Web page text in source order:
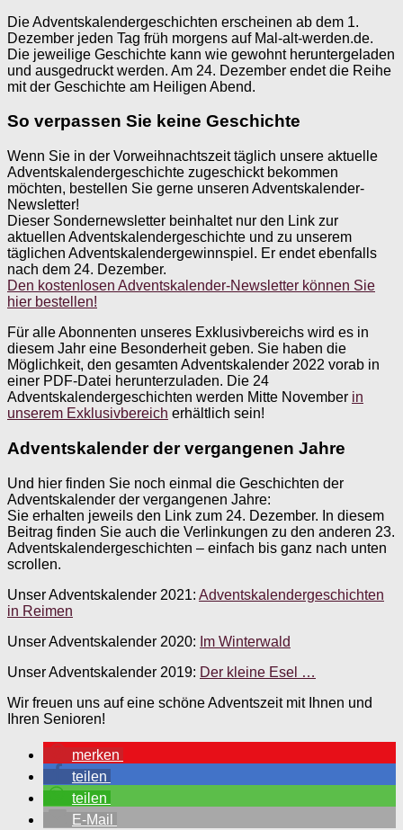
Die Adventskalendergeschichten erscheinen ab dem 1.
Dezember jeden Tag früh morgens auf Mal-alt-werden.de.
Die jeweilige Geschichte kann wie gewohnt heruntergeladen
und ausgedruckt werden. Am 24. Dezember endet die Reihe
mit der Geschichte am Heiligen Abend.
So verpassen Sie keine Geschichte
Wenn Sie in der Vorweihnachtszeit täglich unsere aktuelle
Adventskalendergeschichte zugeschickt bekommen
möchten, bestellen Sie gerne unseren Adventskalender-
Newsletter!
Dieser Sondernewsletter beinhaltet nur den Link zur
aktuellen Adventskalendergeschichte und zu unserem
täglichen Adventskalendergewinnspiel. Er endet ebenfalls
nach dem 24. Dezember.
Den kostenlosen Adventskalender-Newsletter können Sie
hier bestellen!
Für alle Abonnenten unseres Exklusivbereichs wird es in
diesem Jahr eine Besonderheit geben. Sie haben die
Möglichkeit, den gesamten Adventskalender 2022 vorab in
einer PDF-Datei herunterzuladen. Die 24
Adventskalendergeschichten werden Mitte November in
unserem Exklusivbereich erhältlich sein!
Adventskalender der vergangenen Jahre
Und hier finden Sie noch einmal die Geschichten der
Adventskalender der vergangenen Jahre:
Sie erhalten jeweils den Link zum 24. Dezember. In diesem
Beitrag finden Sie auch die Verlinkungen zu den anderen 23.
Adventskalendergeschichten – einfach bis ganz nach unten
scrollen.
Unser Adventskalender 2021: Adventskalendergeschichten
in Reimen
Unser Adventskalender 2020: Im Winterwald
Unser Adventskalender 2019: Der kleine Esel …
Wir freuen uns auf eine schöne Adventszeit mit Ihnen und
Ihren Senioren!
merken
teilen
teilen
E-Mail